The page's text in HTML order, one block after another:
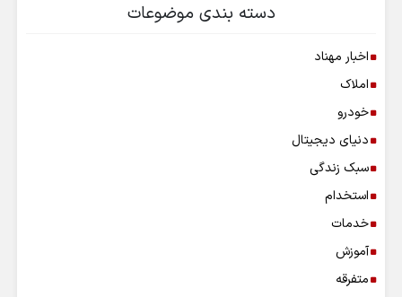
دسته بندی موضوعات
اخبار مهناد
املاک
خودرو
دنیای دیجیتال
سبک زندگی
استخدام
خدمات
آموزش
متفرقه